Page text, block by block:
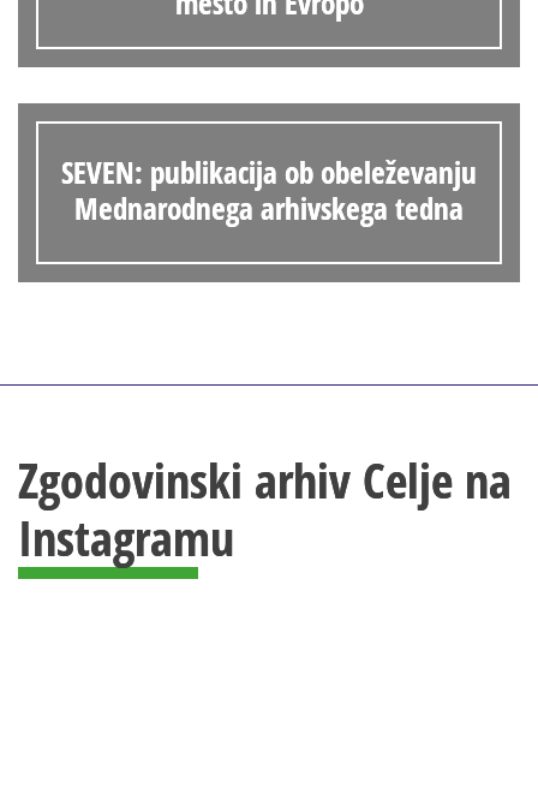
SEVEN: publikacija ob obeleževanju
Mednarodnega arhivskega tedna
Zgodovinski arhiv Celje na
Instagramu